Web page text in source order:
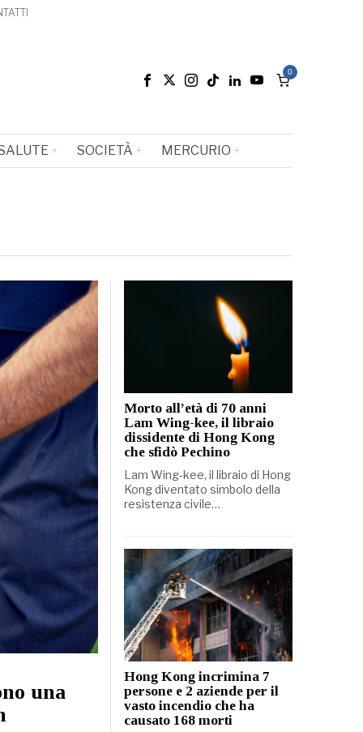
0
SOCIETÀ MERCURIO
una
Morto all’età di 70 anni
Lam Wing-kee, il libraio
dissidente di Hong Kong
che sfidò Pechino
Lam Wing‑kee, il libraio di Hong
Kong diventato simbolo della
resistenza civile…
Hong Kong incrimina 7
persone e 2 aziende per il
vasto incendio che ha
causato 168 morti